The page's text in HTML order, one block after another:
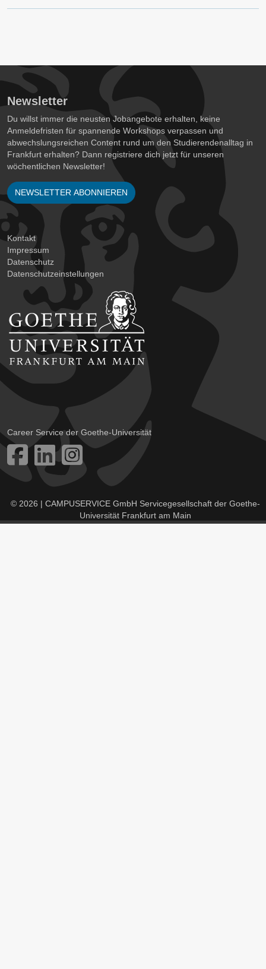
Newsletter
Du willst immer die neusten Jobangebote erhalten, keine
Anmeldefristen für spannende Workshops verpassen und
abwechslungsreichen Content rund um den Studierendenalltag in
Frankfurt erhalten? Dann registriere dich jetzt für unseren
wöchentlichen Newsletter!
NEWSLETTER ABONNIEREN
Kontakt
Impressum
Datenschutz
Datenschutzeinstellungen
Career Service der Goethe-Universität
© 2026 | CAMPUSERVICE GmbH Servicegesellschaft der Goethe-
Universität Frankfurt am Main